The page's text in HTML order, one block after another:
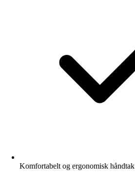
Komfortabelt og ergonomisk håndtak